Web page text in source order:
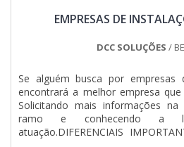
Tudo isso por ser uma
que há de melhor em produtos de
ELÉTRICO DE ALTA
Ltda sempre tem a solução
montagem de quadros e
encontrar itens variados com
montagem de quadro de
com vantagens exclusivas aos
EMPRESAS DE
DCC SOLUÇÕES /
Se alguém busca por empresas
encontrará a melhor empresa
Solicitando mais informações
ramo e conhecendo a
atuação.DIFERENCIAIS